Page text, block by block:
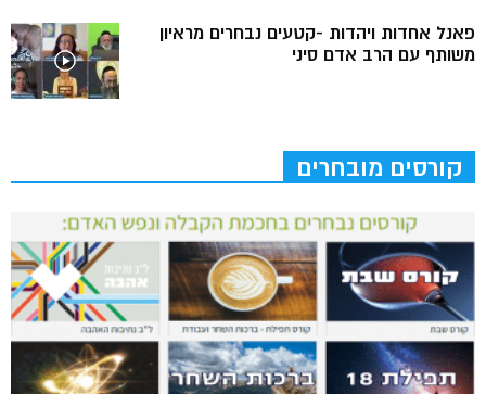
פאנל אחדות ויהדות -קטעים נבחרים מראיון
משותף עם הרב אדם סיני
קורסים מובחרים